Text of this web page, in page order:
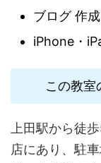
ブログ 作
iPhone・
この教室
上田駅から徒
店にあり、駐